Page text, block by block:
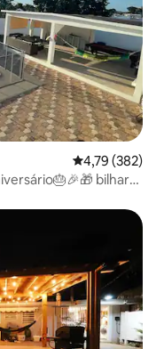
Classificação
4,79 (382)
bilhar